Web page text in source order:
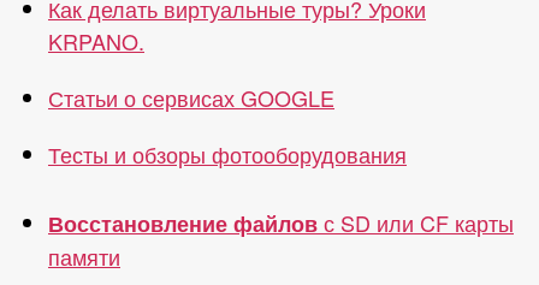
Как делать виртуальные туры? Уроки
KRPANO.
Статьи о сервисах GOOGLE
Тесты и обзоры фотооборудования
Восстановление файловс SD или CF карты
памяти